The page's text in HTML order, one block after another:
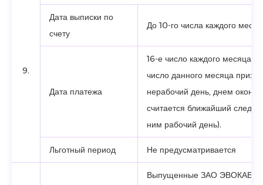
9.
Дата выписки по
счету
До 10-го числа каждого
Дата платежа
16-е число каждого месяца
число данного месяца
нерабочий день, днем
считается ближайший
ним рабочий день).
Льготный период Не предусматривается
Выпущенные ЗАО